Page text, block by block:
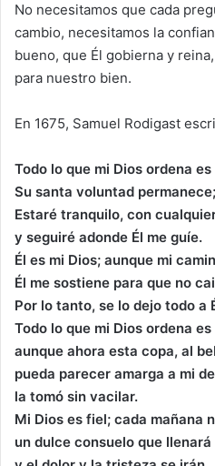
No necesitamos que cada
cambio, necesitamos la
bueno, que Él gobierna y
para nuestro bien.
En 1675, Samuel Rodigast
Todo lo que mi Dios ordena es
Su santa voluntad permanece;
Estaré tranquilo, con
y seguiré adonde Él me guíe.
Él es mi Dios; aunque mi
Él me sostiene para que no
Por lo tanto, se lo dejo todo a
Todo lo que mi Dios ordena es
aunque ahora esta copa, al
pueda parecer amarga a mi
la tomó sin vacilar.
Mi Dios es fiel; cada mañana
un dulce consuelo que llenará